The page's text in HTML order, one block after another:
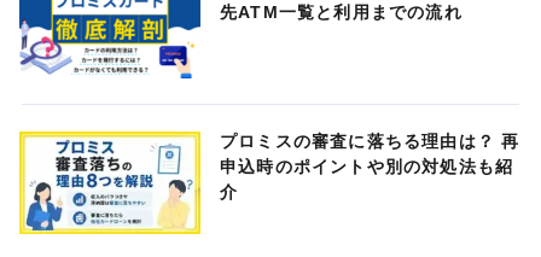
先ATM一覧と利用までの流れ
プロミスの審査に落ちる理由は？ 再
申込時のポイントや別の対処法も紹
介